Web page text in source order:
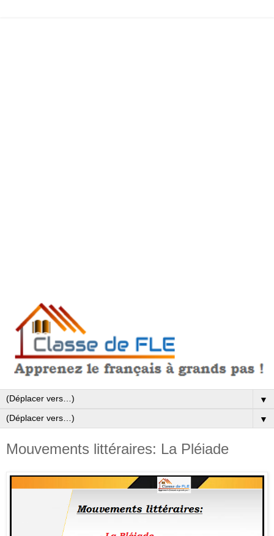
▼
▼
Mouvements littéraires: La Pléiade